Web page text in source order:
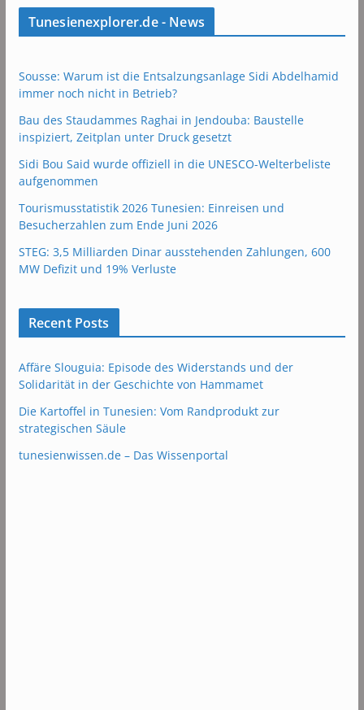
Tunesienexplorer.de - News
Sousse: Warum ist die Entsalzungsanlage Sidi Abdelhamid
immer noch nicht in Betrieb?
Bau des Staudammes Raghai in Jendouba: Baustelle
inspiziert, Zeitplan unter Druck gesetzt
Sidi Bou Said wurde offiziell in die UNESCO-Welterbeliste
aufgenommen
Tourismusstatistik 2026 Tunesien: Einreisen und
Besucherzahlen zum Ende Juni 2026
STEG: 3,5 Milliarden Dinar ausstehenden Zahlungen, 600
MW Defizit und 19% Verluste
Recent Posts
Affäre Slouguia: Episode des Widerstands und der
Solidarität in der Geschichte von Hammamet
Die Kartoffel in Tunesien: Vom Randprodukt zur
strategischen Säule
tunesienwissen.de – Das Wissenportal